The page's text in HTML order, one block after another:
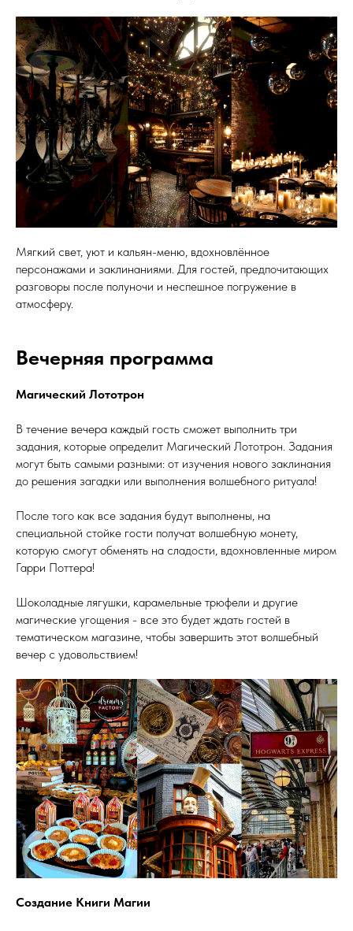
Мягкий свет, уют и кальян-меню, вдохновлённое
персонажами и заклинаниями. Для гостей, предпочитающих
разговоры после полуночи и неспешное погружение в
атмосферу.
Вечерняя программа
Магический Лототрон
В течение вечера каждый гость сможет выполнить три
задания, которые определит Магический Лототрон. Задания
могут быть самыми разными: от изучения нового заклинания
до решения загадки или выполнения волшебного ритуала!
После того как все задания будут выполнены, на
специальной стойке гости получат волшебную монету,
которую смогут обменять на сладости, вдохновленные миром
Гарри Поттера!
Шоколадные лягушки, карамельные трюфели и другие
магические угощения - все это будет ждать гостей в
тематическом магазине, чтобы завершить этот волшебный
вечер с удовольствием!
Создание Книги Магии